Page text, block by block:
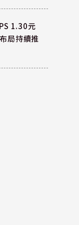
1.30元
局持續推